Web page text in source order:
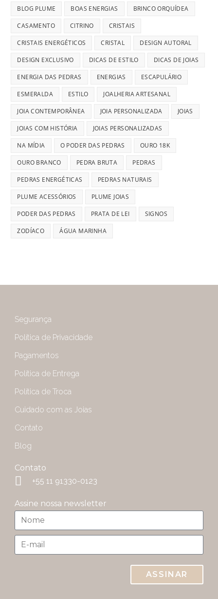
BLOG PLUME BOAS ENERGIAS BRINCO ORQUÍDEA
CASAMENTO CITRINO CRISTAIS
CRISTAIS ENERGÉTICOS CRISTAL DESIGN AUTORAL
DESIGN EXCLUSIVO DICAS DE ESTILO DICAS DE JOIAS
ENERGIA DAS PEDRAS ENERGIAS ESCAPULÁRIO
ESMERALDA ESTILO JOALHERIA ARTESANAL
JOIA CONTEMPORÂNEA JOIA PERSONALIZADA JOIAS
JOIAS COM HISTÓRIA JOIAS PERSONALIZADAS
NA MÍDIA O PODER DAS PEDRAS OURO 18K
OURO BRANCO PEDRA BRUTA PEDRAS
PEDRAS ENERGÉTICAS PEDRAS NATURAIS
PLUME ACESSÓRIOS PLUME JOIAS
PODER DAS PEDRAS PRATA DE LEI SIGNOS
ZODÍACO ÁGUA MARINHA
Segurança
Política de Privacidade
Pagamentos
Política de Entrega
Política de Troca
Cuidado com as Joias
Contato
Blog
Contato
+55 11 91330-0123
Assine nossa newsletter
ASSINAR